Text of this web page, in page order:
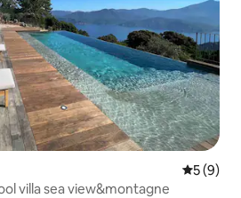
5 (9)
villa sea view&montagne